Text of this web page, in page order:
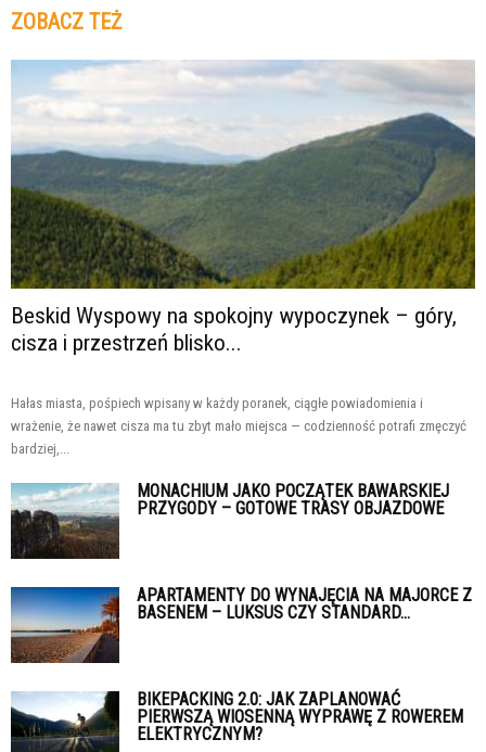
ZOBACZ TEŻ
Beskid Wyspowy na spokojny wypoczynek – góry,
cisza i przestrzeń blisko...
Hałas miasta, pośpiech wpisany w każdy poranek, ciągłe powiadomienia i
wrażenie, że nawet cisza ma tu zbyt mało miejsca — codzienność potrafi zmęczyć
bardziej,...
MONACHIUM JAKO POCZĄTEK BAWARSKIEJ
PRZYGODY – GOTOWE TRASY OBJAZDOWE
APARTAMENTY DO WYNAJĘCIA NA MAJORCE Z
BASENEM – LUKSUS CZY STANDARD...
BIKEPACKING 2.0: JAK ZAPLANOWAĆ
PIERWSZĄ WIOSENNĄ WYPRAWĘ Z ROWEREM
ELEKTRYCZNYM?